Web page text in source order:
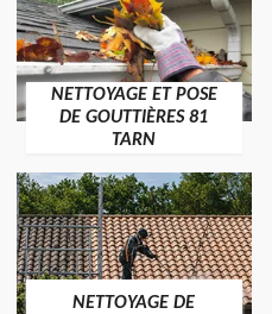
NETTOYAGE ET POSE
DE GOUTTIÈRES 81
TARN
NETTOYAGE DE